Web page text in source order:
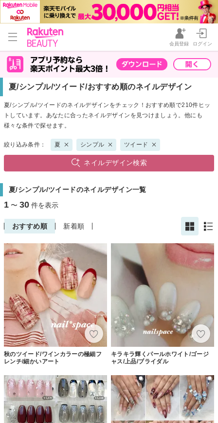
会員登録 ログイン
夏/シンプル/ツイード/おすすめ順のネイルデザイン
夏/シンプル/ツイードのネイルデザインをチェック！おすすめ順で210件ヒッ
トしています。あなたに合ったネイルデザインを見つけましょう。他にも
様々な条件で探せます。
絞り込み条件： 夏 シンプル ツイード
ネイルデザイン検索
夏/シンプル/ツイードのネイルデザイン一覧
1 〜 30 件を表示
おすすめ順 新着順
秋のツイード/ワインカラーの極細フ
レンチ/細かいアート
キラキラ輝くパールホワイト/ゴージ
ャス/上品/ブライダル